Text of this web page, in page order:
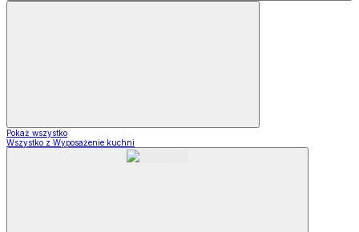
Pokaż wszystko
Wszystko z Wyposażenie kuchni